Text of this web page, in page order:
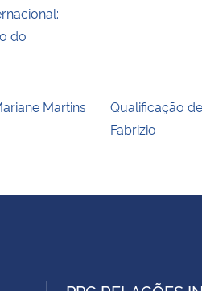
do
Martins
Qualificação
Fabrizio